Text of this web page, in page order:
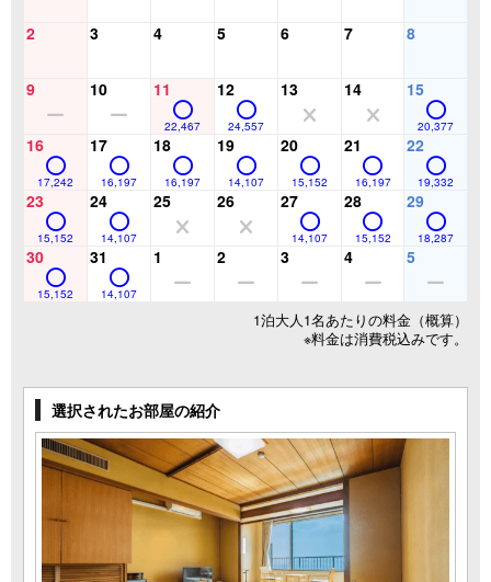
2 3 4 5 6 7 8
9 10 11
22,467
12
24,557
13 14 15
20,377
16
17,242
17
16,197
18
16,197
19
14,107
20
15,152
21
16,197
22
19,332
23
15,152
24
14,107
25 26 27
14,107
28
15,152
29
18,287
30
15,152
31
14,107
1 2 3 4 5
1泊大人1名あたりの料金（概算）
※料金は消費税込みです。
選択されたお部屋の紹介